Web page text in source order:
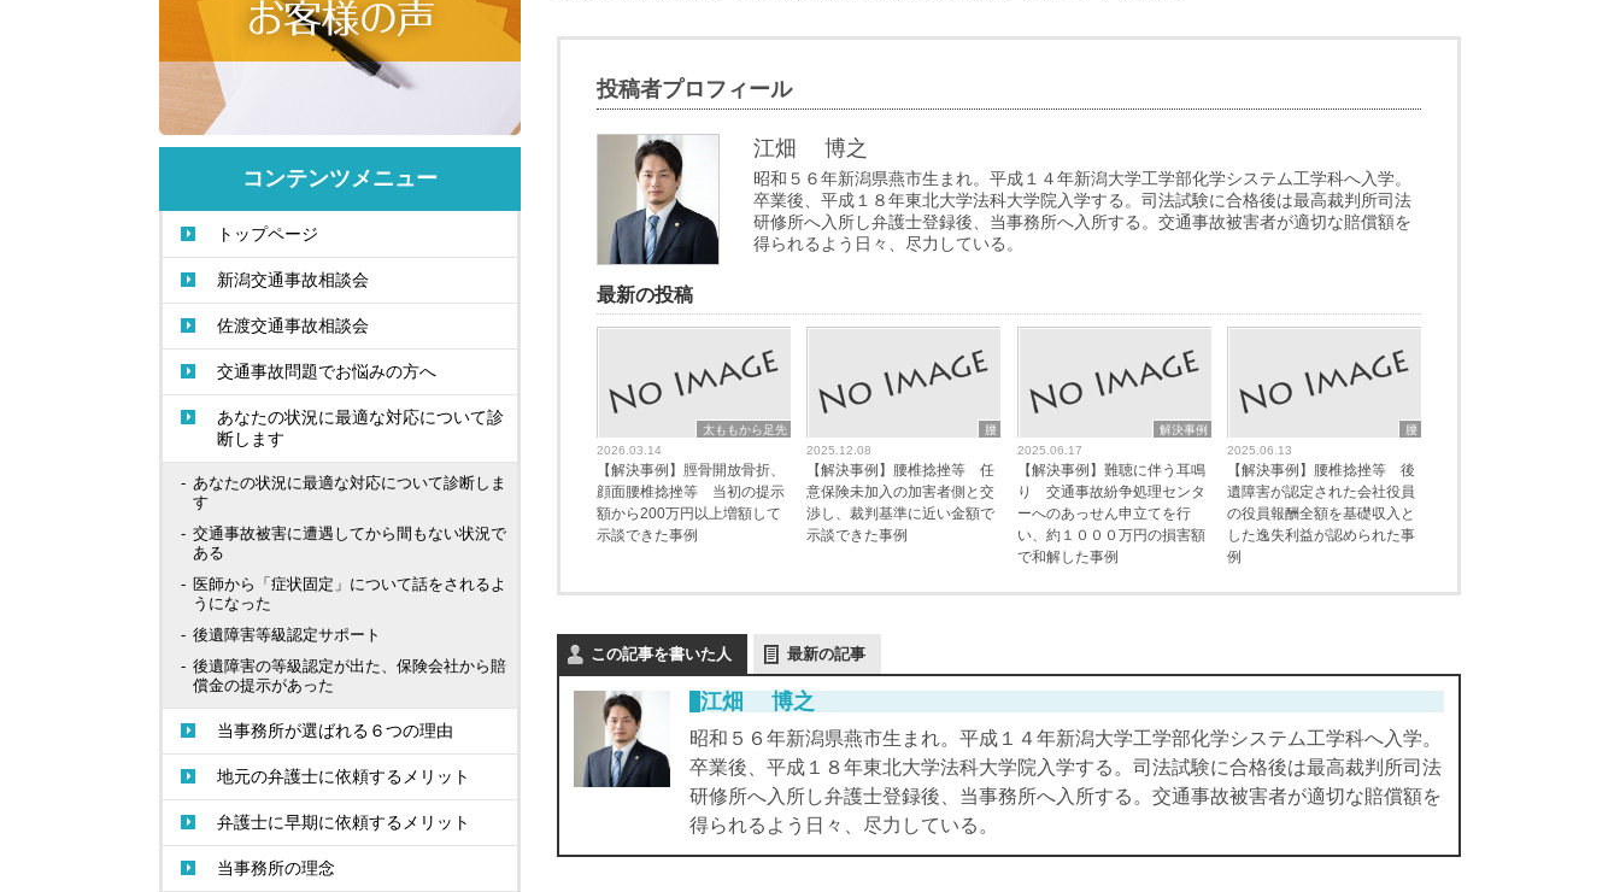
投稿者プロフィール
江畑 博之
昭和５６年新潟県燕市生まれ。平成１４年新潟大学工学部化学システム工学科へ入学。
卒業後、平成１８年東北大学法科大学院入学する。司法試験に合格後は最高裁判所司法
研修所へ入所し弁護士登録後、当事務所へ入所する。交通事故被害者が適切な賠償額を
得られるよう日々、尽力している。
最新の投稿
太ももから足先
2026.03.14
【解決事例】脛骨開放骨折、
顔面腰椎捻挫等 当初の提示
額から200万円以上増額して
示談できた事例
腰
2025.12.08
【解決事例】腰椎捻挫等 任
意保険未加入の加害者側と交
渉し、裁判基準に近い金額で
示談できた事例
解決事例
2025.06.17
【解決事例】難聴に伴う耳鳴
り 交通事故紛争処理センタ
ーへのあっせん申立てを行
い、約１０００万円の損害額
で和解した事例
腰
2025.06.13
【解決事例】腰椎捻挫等 後
遺障害が認定された会社役員
の役員報酬全額を基礎収入と
した逸失利益が認められた事
例
この記事を書いた人 最新の記事
江畑 博之
昭和５６年新潟県燕市生まれ。平成１４年新潟大学工学部化学システム工学科へ入学。
卒業後、平成１８年東北大学法科大学院入学する。司法試験に合格後は最高裁判所司法
研修所へ入所し弁護士登録後、当事務所へ入所する。交通事故被害者が適切な賠償額を
得られるよう日々、尽力している。
コンテンツメニュー
トップページ
新潟交通事故相談会
佐渡交通事故相談会
交通事故問題でお悩みの方へ
あなたの状況に最適な対応について診
断します
あなたの状況に最適な対応について診断しま
す
交通事故被害に遭遇してから間もない状況で
ある
医師から「症状固定」について話をされるよ
うになった
後遺障害等級認定サポート
後遺障害の等級認定が出た、保険会社から賠
償金の提示があった
当事務所が選ばれる６つの理由
地元の弁護士に依頼するメリット
弁護士に早期に依頼するメリット
当事務所の理念